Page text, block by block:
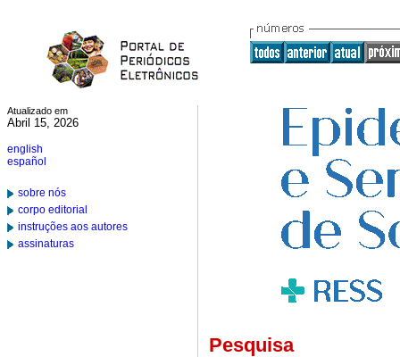
Atualizado em
Abril 15, 2026
english
español
sobre nós
corpo editorial
instruções aos autores
assinaturas
Pesquisa